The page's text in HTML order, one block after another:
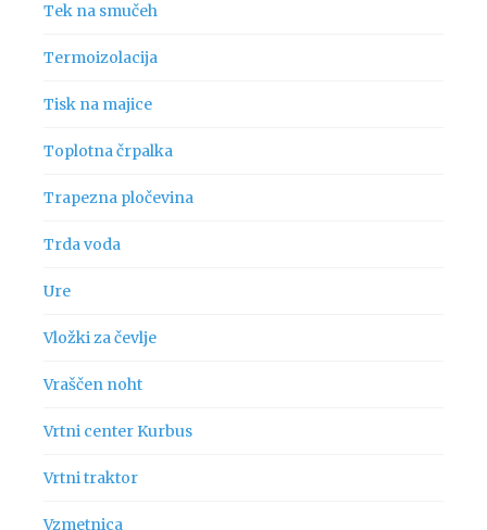
Tek na smučeh
Termoizolacija
Tisk na majice
Toplotna črpalka
Trapezna pločevina
Trda voda
Ure
Vložki za čevlje
Vraščen noht
Vrtni center Kurbus
Vrtni traktor
Vzmetnica